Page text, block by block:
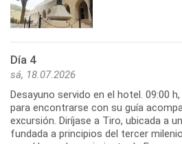
Día 4
sá, 18.07.2026
Desayuno servido en el hotel. 09:00
para encontrarse con su guía
excursión. Diríjase a Tiro, ubicada a
fundada a principios del tercer